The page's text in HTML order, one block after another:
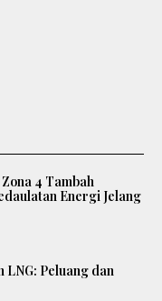
4 Tambah
Energi Jelang
LNG: Peluang dan